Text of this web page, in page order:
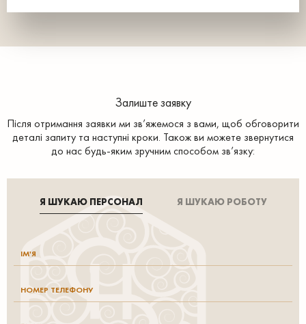
Залиште заявку
Після отримання заявки ми зв’яжемося з вами, щоб обговорити
деталі запиту та наступні кроки. Також ви можете звернутися
до нас будь-яким зручним способом зв’язку:
Я ШУКАЮ ПЕРСОНАЛ Я ШУКАЮ РОБОТУ